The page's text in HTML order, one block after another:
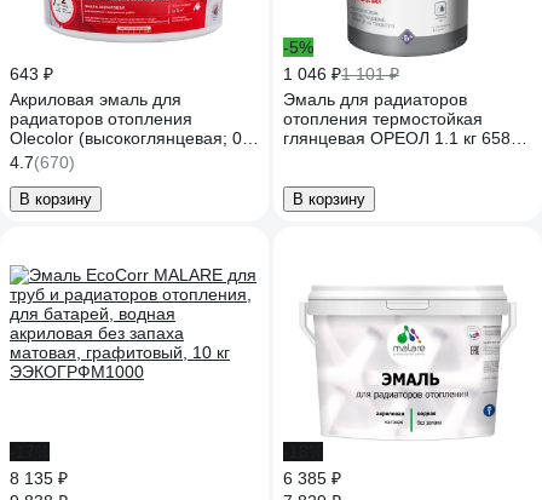
643 ₽
Акриловая эмаль для
радиаторов отопления
Olecolor (высокоглянцевая; 0.5
кг) 4300011044
4.7(670)
В корзину
-5%
1 046 ₽1 101 ₽
Эмаль для радиаторов
отопления термостойкая
глянцевая ОРЕОЛ 1.1 кг 658
В корзину
8 135 ₽
6 385 ₽